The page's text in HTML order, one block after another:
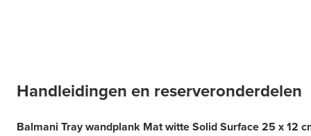
Handleidingen en reserveronderdelen
Balmani Tray wandplank Mat witte Solid Surface 25 x 12